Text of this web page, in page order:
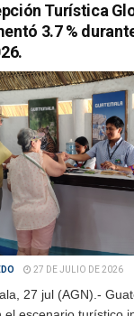
Turística
3.7 %
27 DE JULIO DE 2026
27 jul (AGN).-